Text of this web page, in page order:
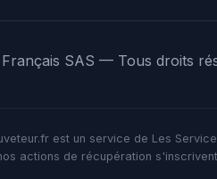
SAS — Tous droits
est un service de Les
actions de récupération